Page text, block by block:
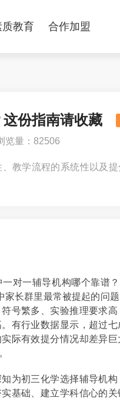
质教育 合作加盟
份指南请收藏
览量：82506
教学流程的系统性以及
一对一辅导机构哪个靠谱
长群里最常被提起的问
号繁多、实验推理要求
有行业数据显示，超过
际有效提分情况却差异
为初三化学选择辅导机
基础、建立学科信心的